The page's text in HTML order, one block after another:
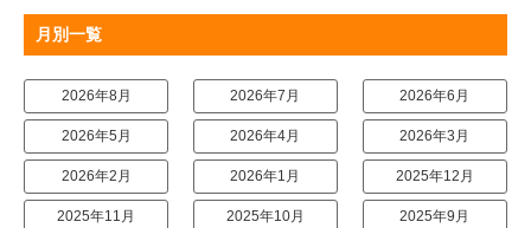
月別一覧
2026年8月 2026年7月 2026年6月
2026年5月 2026年4月 2026年3月
2026年2月 2026年1月 2025年12月
2025年11月 2025年10月 2025年9月